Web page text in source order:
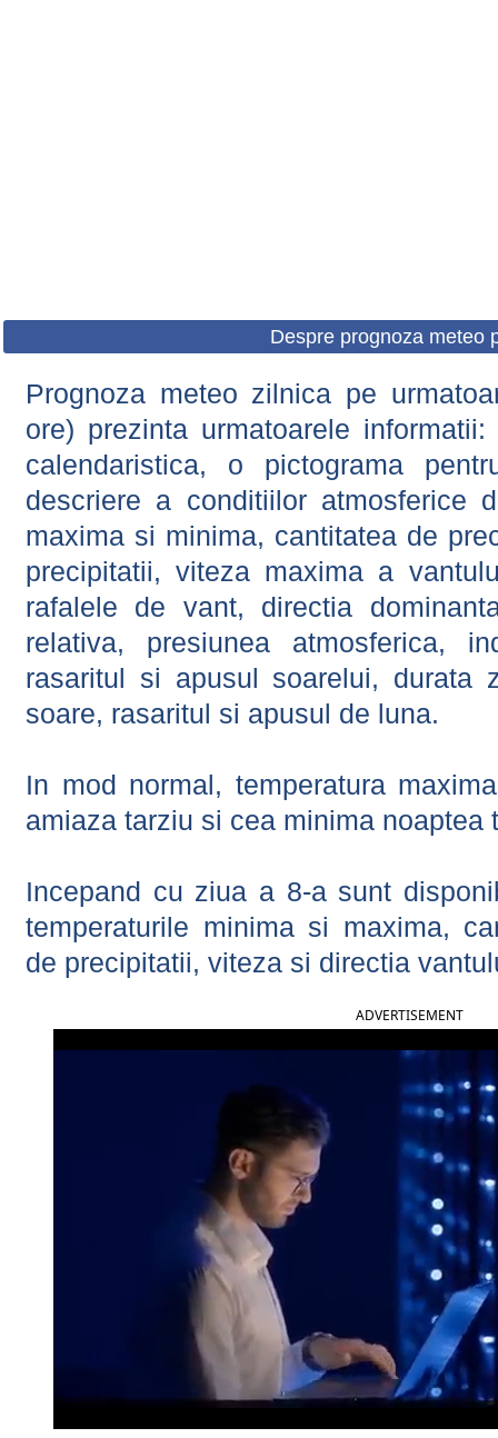
Despre prognoza meteo
Prognoza meteo zilnica pe
ore) prezinta urmatoarele
calendaristica, o pictograma
descriere a conditiilor atmosferice
maxima si minima, cantitatea de
precipitatii, viteza maxima a
rafalele de vant, directia
relativa, presiunea atmosferica,
rasaritul si apusul soarelui, durata
soare, rasaritul si apusul de luna.
In mod normal, temperatura
amiaza tarziu si cea minima noaptea
Incepand cu ziua a 8-a sunt
temperaturile minima si maxima,
de precipitatii, viteza si directia
ADVERTISEMENT